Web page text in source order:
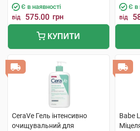
Є в наявності
від 575.00 грн
КУПИТИ
Є в
від
CeraVe Гель інтенсивно
очищувальний для
Babe